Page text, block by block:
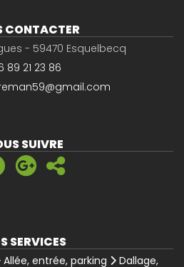
CONTACTER
- 59470 Esquelbecq
89 21 23 86
SUIVRE
SERVICES
Allée, entrée, parking Dallage,